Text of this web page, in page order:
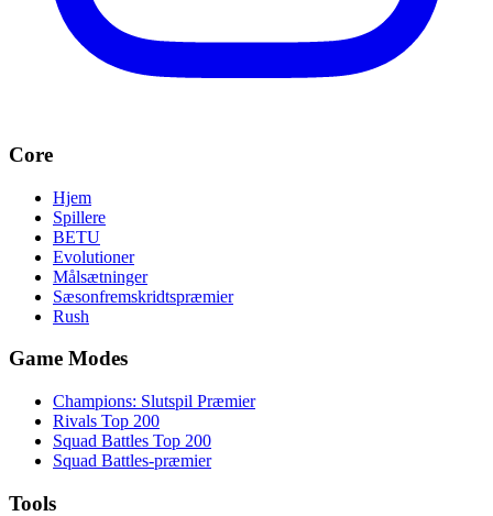
Core
Hjem
Spillere
BETU
Evolutioner
Målsætninger
Sæsonfremskridtspræmier
Rush
Game Modes
Champions: Slutspil Præmier
Rivals Top 200
Squad Battles Top 200
Squad Battles-præmier
Tools